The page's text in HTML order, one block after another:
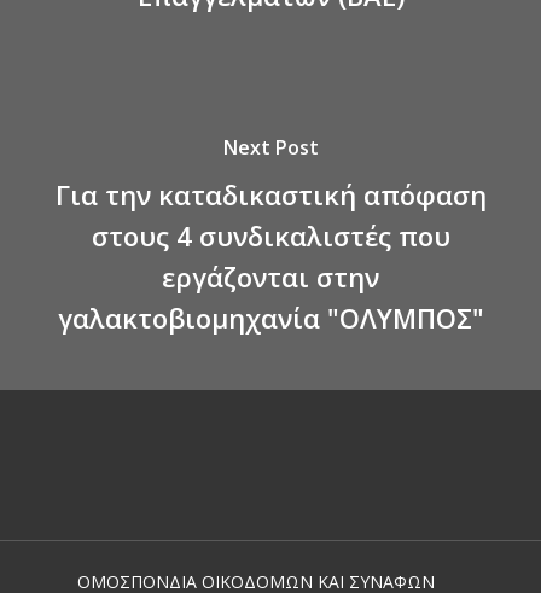
Next Post
Για την καταδικαστική απόφαση
στους 4 συνδικαλιστές που
εργάζονται στην
γαλακτοβιομηχανία "ΟΛΥΜΠΟΣ"
ΟΜΟΣΠΟΝΔΙΑ ΟΙΚΟΔΟΜΩΝ ΚΑΙ ΣΥΝΑΦΩΝ